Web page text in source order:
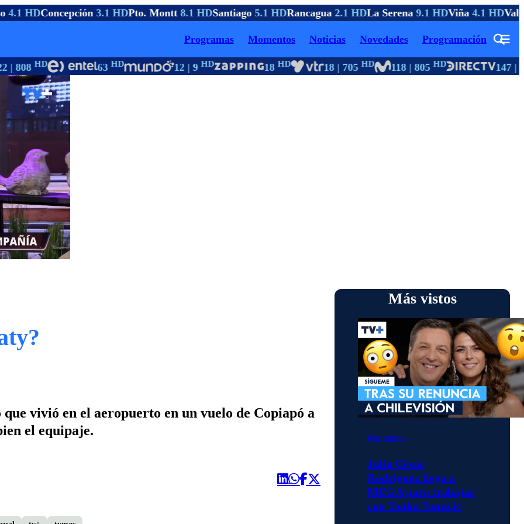
4.1 HDConcepción3.1 HDPto. Montt8.1 HDSantiago5.1 HDRancagua2.1 HDLa Serena9.1 HDViña4.1 HD
Programas Momentos Noticias Novedades Programación
| 808HD 63HD 12 | 9HD 18HD 18 | 705HD 118 | 805HD 147 |
vivió en el aeropuerto en un vuelo de Copiapó a
el equipaje.
Más vistos
Momentos
Julio César
Rodríguez llega a
MEGA para trabajar
con Tonka Tomicic